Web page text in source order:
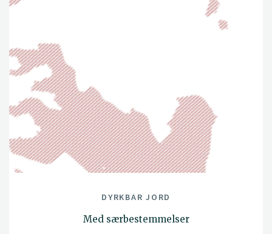
DYRKBAR JORD
Med særbestemmelser